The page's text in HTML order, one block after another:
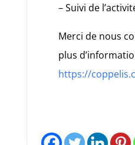
– Suivi de
Merci de nous
plus
https://